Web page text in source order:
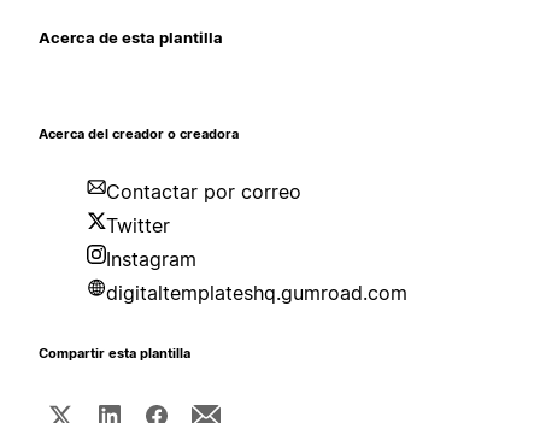
Acerca de esta plantilla
Acerca del creador o creadora
Contactar por correo
Twitter
Instagram
digitaltemplateshq.gumroad.com
Compartir esta plantilla